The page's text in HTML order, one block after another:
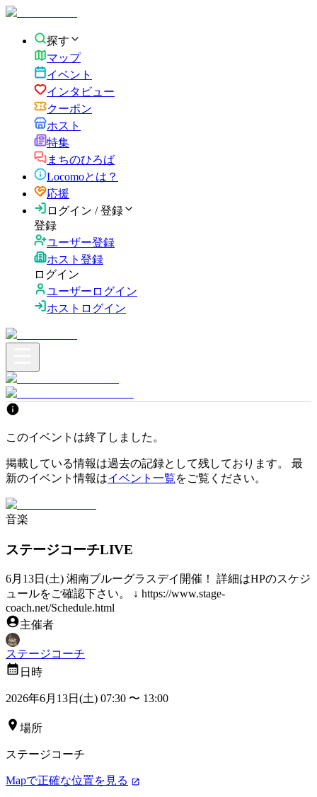
探す
マップ
イベント
インタビュー
クーポン
ホスト
特集
まちのひろば
Locomoとは？
応援
ログイン / 登録
登録
ユーザー登録
ホスト登録
ログイン
ユーザーログイン
ホストログイン
このイベントは終了しました。
掲載している情報は過去の記録として残しております。 最
新のイベント情報はイベント一覧をご覧ください。
音楽
ステージコーチLIVE
6月13日(土) 湘南ブルーグラスデイ開催！ 詳細はHPのスケジ
ュールをご確認下さい。 ↓ https://www.stage-
coach.net/Schedule.html
主催者
ステージコーチ
日時
2026年6月13日(土) 07:30 〜 13:00
場所
ステージコーチ
Mapで正確な位置を見る